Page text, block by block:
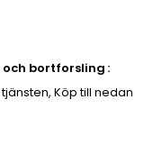
bortforsling
Köp till nedan